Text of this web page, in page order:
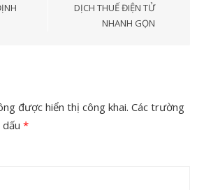
DỊCH THUẾ ĐIỆN TỬ
NHANH GỌN
được hiển thị công khai. Các trường
*